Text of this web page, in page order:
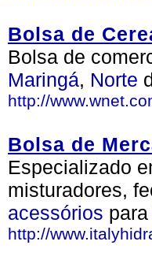
Bolsa de
Bolsa de
Maringá, Norte
http://
Bolsa de
Especializado
misturadores,
acessórios para
http://